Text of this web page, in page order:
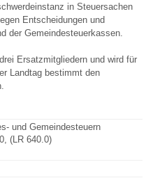
in Steuersachen
Entscheidungen und
der Gemeindesteuerkassen.
Ersatzmitgliedern und wird für
Landtag bestimmt den
und Gemeindesteuern
(LR 640.0)